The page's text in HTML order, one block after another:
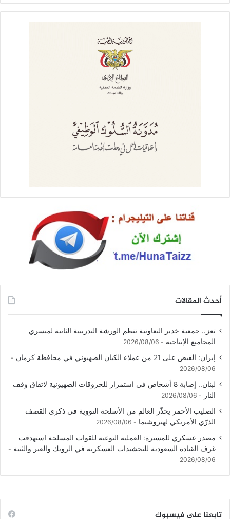
أحدث المقالات
تعز.. جمعية خدير التعاونية تنظم الورشة التدريبية الثانية لميسري
المجاميع الإنتاجية
2026/08/06
إيران: القبض على 21 من عملاء الكيان الصهيوني في محافظة كرمان
2026/08/06
لبنان.. إصابة 8 أشخاص في استمرار للخروقات الصهيونية لاتفاق وقف
النار
2026/08/06
الصليب الأحمر يحذّر العالم من الأسلحة النووية في ذكرى القصف
الذرّي الأمريكي لهيروشيما
2026/08/06
مصدر عسكري للمسيرة: العملية النوعية للقوات المسلحة استهدفت
غرف القيادة السعودية للتحشيدات العسكرية في الرويك والعبر والثنية
2026/08/06
تابعنا على فيسبوك